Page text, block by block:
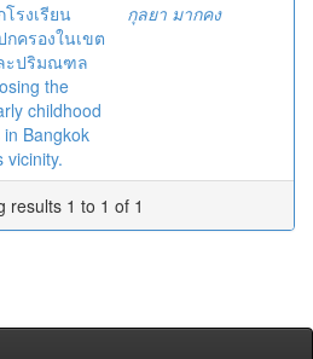
รงเรียน
ครองในเขต
ะปริมณฑล
the
childhood
Bangkok
vicinity.
กุลยา มากคง
results 1 to 1 of 1